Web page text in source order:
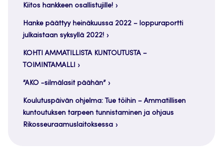
Kiitos hankkeen osallistujille!
Hanke päättyy heinäkuussa 2022 – loppuraportti
julkaistaan syksyllä 2022!
KOHTI AMMATILLISTA KUNTOUTUSTA –
TOIMINTAMALLI
”AKO -silmälasit päähän”
Koulutuspäivän ohjelma: Tue töihin – Ammatillisen
kuntoutuksen tarpeen tunnistaminen ja ohjaus
Rikosseuraamuslaitoksessa